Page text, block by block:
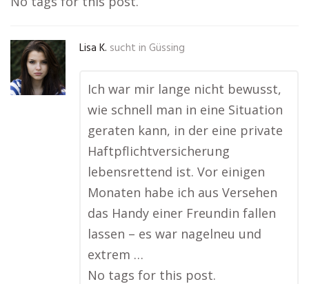
Lisa K. sucht in Güssing
Ich war mir lange nicht bewusst,
wie schnell man in eine Situation
geraten kann, in der eine private
Haftpflichtversicherung
lebensrettend ist. Vor einigen
Monaten habe ich aus Versehen
das Handy einer Freundin fallen
lassen – es war nagelneu und
extrem …
No tags for this post.